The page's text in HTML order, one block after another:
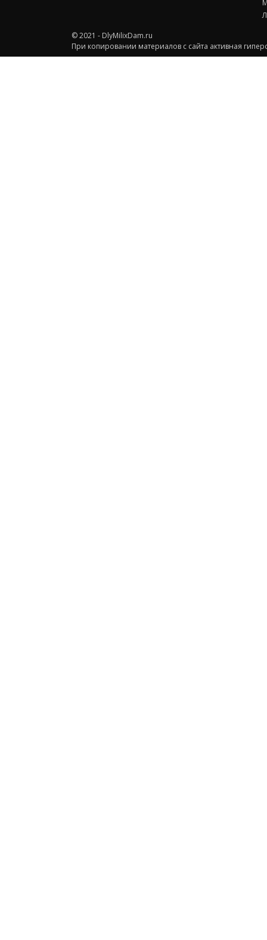
© 2021 - DlyMilixDam.ru
При копировании материалов с сайта активная